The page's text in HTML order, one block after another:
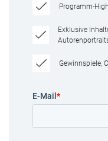
Programm-
Exklusive
Gewinnspiele,
E-Mail *